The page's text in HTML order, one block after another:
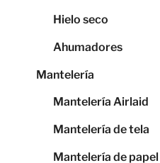
Hielo seco
Ahumadores
Mantelería
Mantelería Airlaid
Mantelería de tela
Mantelería de papel